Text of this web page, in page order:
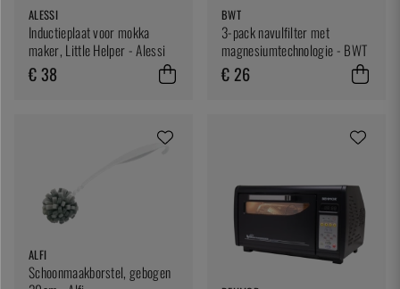
ALESSI
Inductieplaat voor mokka
maker, Little Helper - Alessi
€ 38
BWT
3-pack navulfilter met
magnesiumtechnologie - BWT
€ 26
ALFI
Schoonmaakborstel, gebogen